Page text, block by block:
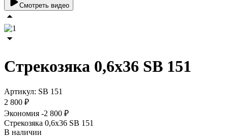
Смотреть видео
Стрекозяка 0,6х36 SВ 151
Артикул: SВ 151
2 800 ₽
Экономия -2 800 ₽
Стрекозяка 0,6х36 SВ 151
В наличии